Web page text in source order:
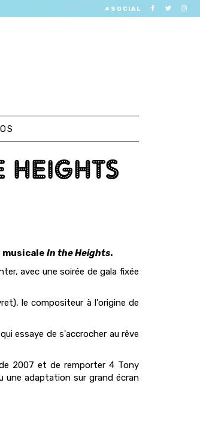
#SOCIAL
HEIGHTS
musicale In the Heights.
avec une soirée de gala fixée
le compositeur à l'origine de
essaye de s'accrocher au rêve
2007 et de remporter 4 Tony
une adaptation sur grand écran